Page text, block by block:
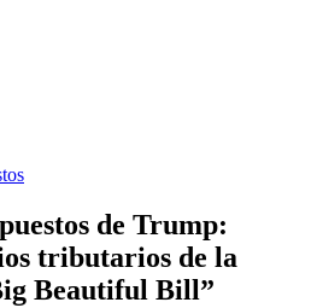
de Trump:
tributarios de la
Beautiful Bill”